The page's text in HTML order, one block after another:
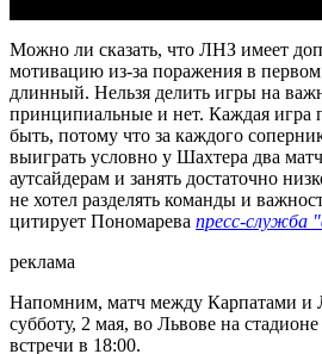
Можно ли сказать, что ЛНЗ имеет
мотивацию из-за поражения в
длинный. Нельзя делить игры на
принципиальные и нет. Каждая игра
быть, потому что за каждого
выиграть условно у Шахтера два
аутсайдерам и занять достаточно
не хотел разделять команды и
цитирует Пономарева пресс-служба
реклама
Напомним, матч между Карпатами и
субботу, 2 мая, во Львове на
встречи в 18:00.